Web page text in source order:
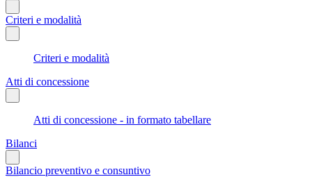
Criteri e modalità
Criteri e modalità
Atti di concessione
Atti di concessione - in formato tabellare
Bilanci
Bilancio preventivo e consuntivo